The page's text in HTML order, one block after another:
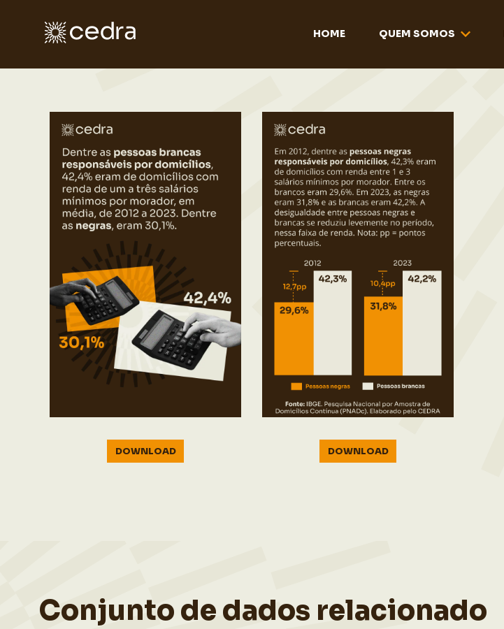
HOME QUEM SOMOS
DOWNLOAD DOWNLOAD
Conjunto de dados relacionado